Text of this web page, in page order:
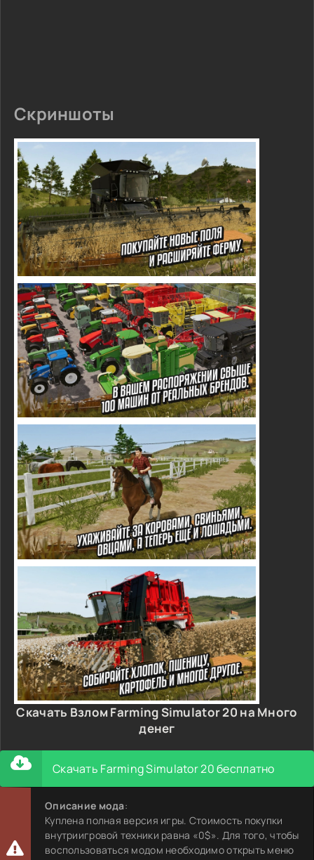
Скриншоты
Скачать Взлом Farming Simulator 20 на Много
денег
Скачать Farming Simulator 20 бесплатно
Описание мода:
Куплена полная версия игры. Стоимость покупки
внутриигровой техники равна «0$». Для того, чтобы
воспользоваться модом необходимо открыть меню